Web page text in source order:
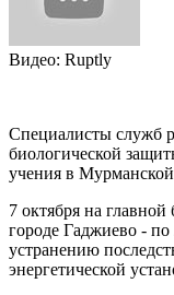
Видео: Ruptly
Специалисты служб
биологической
учения в Мурманской
7 октября на
городе Гаджиево -
устранению
энергетической